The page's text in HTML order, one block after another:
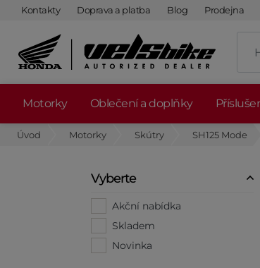
Kontakty Doprava a platba Blog Prodejna
Motorky Oblečení a doplňky
Úvod Motorky Skútry SH125 Mode
Vyberte
Akční nabídka
Skladem
Novinka